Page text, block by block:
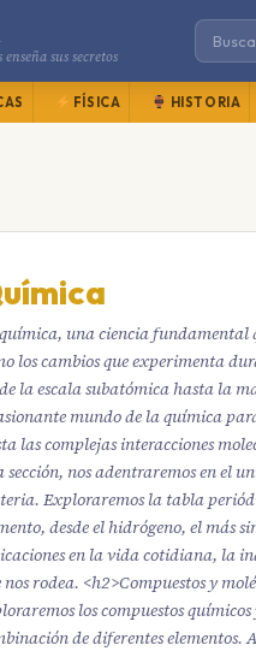
sus secretos
FÍSICA HISTORIA
una ciencia fundamental
los cambios que experimenta
la escala subatómica hasta la
mundo de la química para
las complejas interacciones
sección, nos adentraremos en el
Exploraremos la tabla
desde el hidrógeno, el más
en la vida cotidiana, la
nos rodea. <h2>Compuestos y
los compuestos
de diferentes elementos.